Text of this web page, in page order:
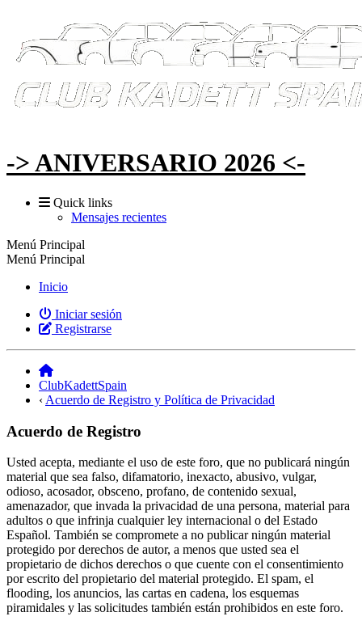
-> ANIVERSARIO 2026 <-
Quick links
Mensajes recientes
Menú Principal
Menú Principal
Inicio
Iniciar sesión
Registrarse
ClubKadettSpain
‹ Acuerdo de Registro y Política de Privacidad
Acuerdo de Registro
Usted acepta, mediante el uso de este foro, que no publicará ningún
material que sea falso, difamatorio, inexacto, abusivo, vulgar,
odioso, acosador, obsceno, profano, de contenido sexual,
amenazador, que invada la privacidad de una persona, material para
adultos o que infrinja cualquier ley internacional o del Estado
Español. También se compromete a no publicar ningún material
protegido por derechos de autor, a menos que usted sea el
propietario de dichos derechos o que cuente con el consentimiento
por escrito del propietario del material protegido. El spam, el
flooding, los anuncios, las cartas en cadena, los esquemas
piramidales y las solicitudes también están prohibidos en este foro.